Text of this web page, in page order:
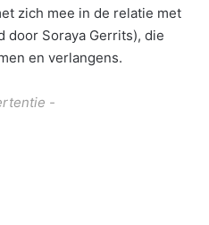
zich mee in de relatie met
door Soraya Gerrits), die
en verlangens.
-